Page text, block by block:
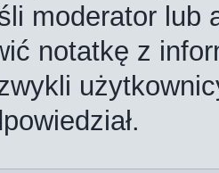
moderator lub
notatkę z